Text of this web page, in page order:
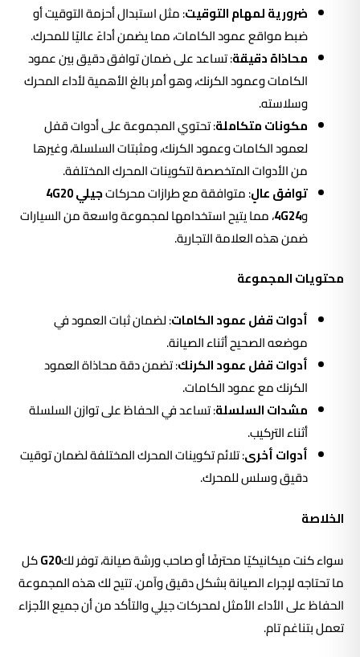
ضرورية لمهام التوقيت: مثل استبدال أحزمة التوقيت أو
ضبط مواقع عمود الكامات، مما يضمن أداءً عاليًا للمحرك.
محاذاة دقيقة: تساعد على ضمان توافق دقيق بين عمود
الكامات وعمود الكرنك، وهو أمر بالغ الأهمية لأداء المحرك
وسلاسته.
مكونات متكاملة: تحتوي المجموعة على أدوات قفل
لعمود الكامات وعمود الكرنك، ومثبتات السلسلة، وغيرها
من الأدوات المتخصصة لتكوينات المحرك المختلفة.
توافق عالٍ: متوافقة مع طرازات محركاتجيلي 4G20
و4G24، مما يتيح استخدامها لمجموعة واسعة من السيارات
ضمن هذه العلامة التجارية.
محتويات المجموعة
أدوات قفل عمود الكامات: لضمان ثبات العمود في
موضعه الصحيح أثناء الصيانة.
أدوات قفل عمود الكرنك: تضمن دقة محاذاة العمود
الكرنك مع عمود الكامات.
مشدات السلسلة: تساعد في الحفاظ على توازن السلسلة
أثناء التركيب.
أدوات أخرى: تلائم تكوينات المحرك المختلفة لضمان توقيت
دقيق وسلس للمحرك.
الخلاصة
سواء كنت ميكانيكيًا محترفًا أو صاحب ورشة صيانة، توفر لكG20كل
ما تحتاجه لإجراء الصيانة بشكل دقيق وآمن. تتيح لك هذه المجموعة
الحفاظ على الأداء الأمثل لمحركات جيلي والتأكد من أن جميع الأجزاء
تعمل بتناغم تام.